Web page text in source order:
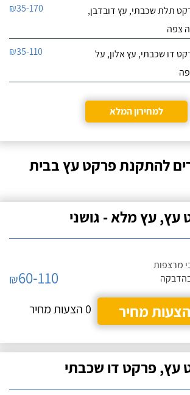
תלת שכבתי, עץ דובדבן,
צפה
₪35-170
דו שכבתי, עץ אלון, על
₪35-110
למחירון המלא
להתקנת פרקט עץ בבית
עץ מלא - גושני
מרצפות
₪60-110
מחיר
0 הצעות מחיר
עץ, פרקט דו שכבתי